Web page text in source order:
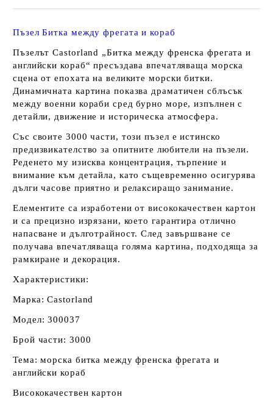
Пъзел Битка между фрегата и кораб
Пъзелът Castorland „Битка между френска фрегата и
английски кораб“ пресъздава впечатляваща морска
сцена от епохата на великите морски битки.
Динамичната картина показва драматичен сблъсък
между военни кораби сред бурно море, изпълнен с
детайли, движение и историческа атмосфера.
Със своите 3000 части, този пъзел е истинско
предизвикателство за опитните любители на пъзели.
Реденето му изисква концентрация, търпение и
внимание към детайла, като същевременно осигурява
дълги часове приятно и релаксиращо занимание.
Елементите са изработени от висококачествен картон
и са прецизно изрязани, което гарантира отлично
напасване и дълготрайност. След завършване се
получава впечатляваща голяма картина, подходяща за
рамкиране и декорация.
Характеристики:
Марка: Castorland
Модел: 300037
Брой части: 3000
Тема: морска битка между френска фрегата и
английски кораб
Висококачествен картон